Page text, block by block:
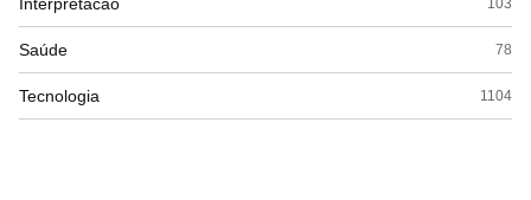
Saúde 78
Tecnologia 1104